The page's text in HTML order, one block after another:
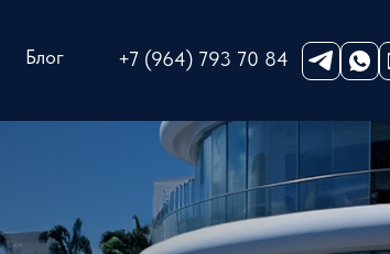
Блог +7 (964) 793 70 84